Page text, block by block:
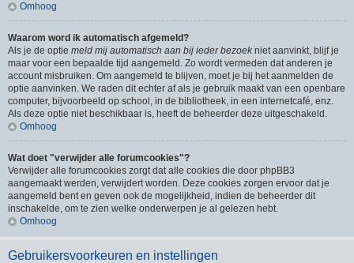
Omhoog
Waarom word ik automatisch afgemeld?
Als je de optie meld mij automatisch aan bij ieder bezoek niet aanvinkt, blijf je
maar voor een bepaalde tijd aangemeld. Zo wordt vermeden dat anderen je
account misbruiken. Om aangemeld te blijven, moet je bij het aanmelden de
optie aanvinken. We raden dit echter af als je gebruik maakt van een openbare
computer, bijvoorbeeld op school, in de bibliotheek, in een internetcafé, enz.
Als deze optie niet beschikbaar is, heeft de beheerder deze uitgeschakeld.
Omhoog
Wat doet "verwijder alle forumcookies"?
Verwijder alle forumcookies zorgt dat alle cookies die door phpBB3
aangemaakt werden, verwijdert worden. Deze cookies zorgen ervoor dat je
aangemeld bent en geven ook de mogelijkheid, indien de beheerder dit
inschakelde, om te zien welke onderwerpen je al gelezen hebt.
Omhoog
Gebruikersvoorkeuren en instellingen